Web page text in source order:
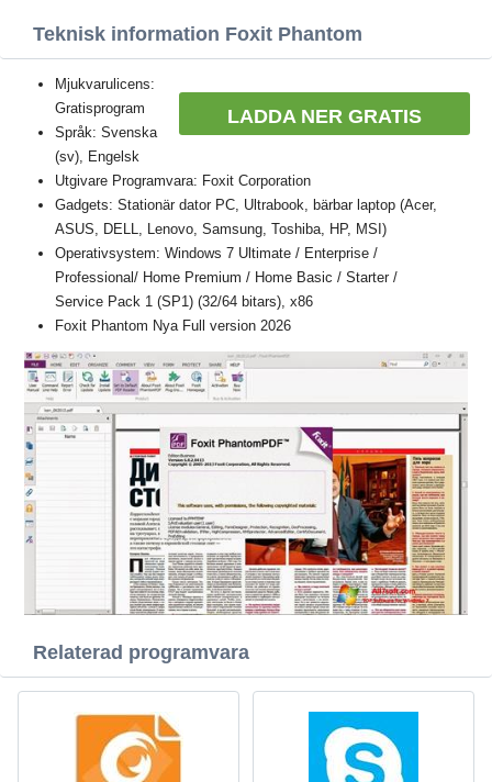
Teknisk information Foxit Phantom
LADDA NER GRATIS
Mjukvarulicens:
Gratisprogram
Språk: Svenska
(sv), Engelsk
Utgivare Programvara: Foxit Corporation
Gadgets: Stationär dator PC, Ultrabook, bärbar laptop (Acer,
ASUS, DELL, Lenovo, Samsung, Toshiba, HP, MSI)
Operativsystem: Windows 7 Ultimate / Enterprise /
Professional/ Home Premium / Home Basic / Starter /
Service Pack 1 (SP1) (32/64 bitars), x86
Foxit Phantom Nya Full version 2026
Relaterad programvara